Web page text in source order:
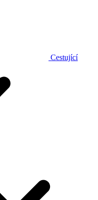
Cestující